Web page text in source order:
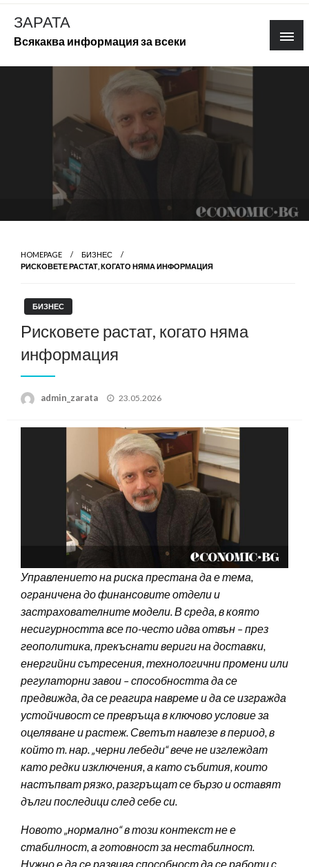
Skip
content
ЗАРАТА
Всякаква информация за всеки
HOMEPAGE
БИЗНЕС
РИСКОВЕТЕ РАСТАТ, КОГАТО НЯМА ИНФОРМАЦИЯ
БИЗНЕС
Рисковете растат, когато няма
информация
admin_zarata
Posted
23.05.2026
Управлението на риска престана да е тема,
ограничена до финансовите отдели и
застрахователните модели. В среда, в която
несигурността все по-често идва отвън – през
геополитика, прекъснати вериги на доставки,
енергийни сътресения, технологични промени или
регулаторни завои – способността да се
предвижда, да се реагира навреме и да се изгражда
устойчивост се превръща в ключово условие за
оцеляване и растеж. Светът навлезе в период, в
който т. нар. „черни лебеди“ вече не изглеждат
като редки изключения, а като събития, които
настъпват рязко, разгръщат се бързо и оставят
дълги последици след себе си.
Новото „нормално“ в този контекст не е
стабилност, а готовност за нестабилност.
Нужно е да се развива способност да се работи с